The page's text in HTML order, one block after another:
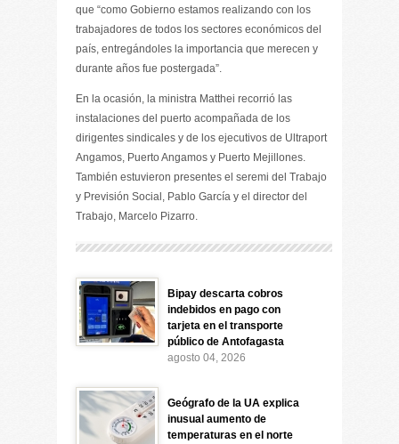
que “como Gobierno estamos realizando con los
trabajadores de todos los sectores económicos del
país, entregándoles la importancia que merecen y
durante años fue postergada”.
En la ocasión, la ministra Matthei recorrió las
instalaciones del puerto acompañada de los
dirigentes sindicales y de los ejecutivos de Ultraport
Angamos, Puerto Angamos y Puerto Mejillones.
También estuvieron presentes el seremi del Trabajo
y Previsión Social, Pablo García y el director del
Trabajo, Marcelo Pizarro.
Bipay descarta cobros
indebidos en pago con
tarjeta en el transporte
público de Antofagasta
agosto 04, 2026
Geógrafo de la UA explica
inusual aumento de
temperaturas en el norte